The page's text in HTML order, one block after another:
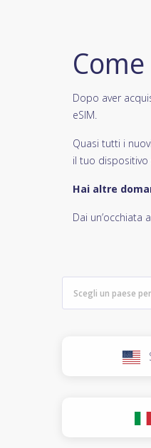
Dopo aver
eSIM.
Quasi tutti i
il tuo dispositivo
Hai altre
Dai un’occhiata